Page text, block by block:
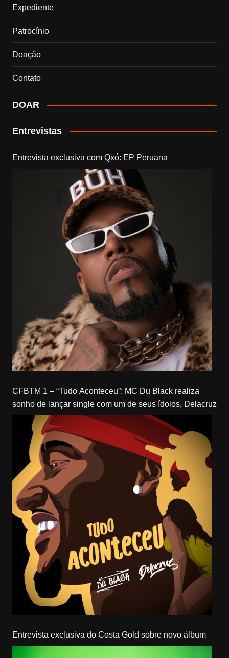
Expediente
Patrocínio
Doação
Contato
DOAR
Entrevistas
Entrevista exclusiva com Qxó: EP Peruana
CFBTM 1 – “Tudo Aconteceu”: MC Du Black realiza
sonho de lançar single com um de seus ídolos, Delacruz
Entrevista exclusiva do Costa Gold sobre novo álbum